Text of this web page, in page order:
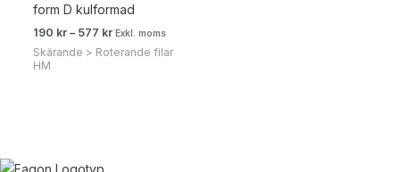
form D kulformad
190 kr – 577 kr Exkl. moms
Skärande > Roterande filar
HM